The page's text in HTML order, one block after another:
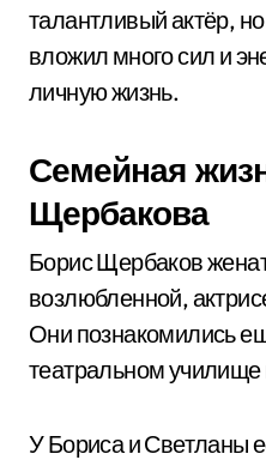
талантливый актёр,
вложил много сил и
личную жизнь.
Семейная
Щербакова
Борис Щербаков
возлюбленной,
Они познакомились
театральном училище
У Бориса и Светланы